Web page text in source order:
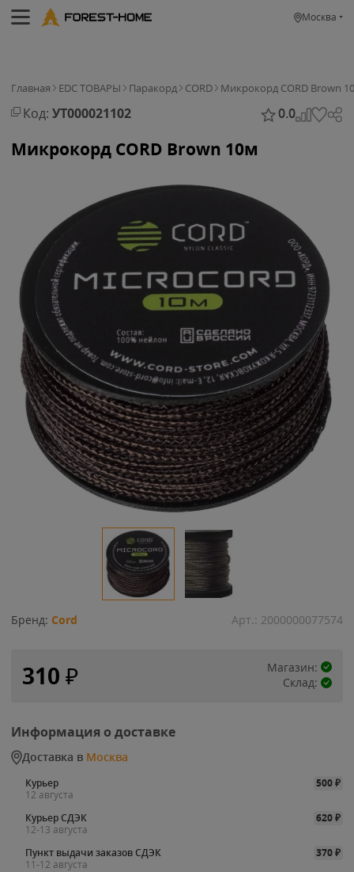
Москва
Главная EDC ТОВАРЫ Паракорд CORD Микрокорд CORD Brown
Код: УТ000021102 0.0
Микрокорд CORD Brown 10м
Бренд: Cord Арт.: 2000000077574
310 ₽
Магазин:
Склад:
Информация о доставке
Доставка в Москва
Курьер 500₽
12 августа
Курьер СДЭК
620₽
12-13 августа
Пункт выдачи заказов СДЭК
370₽
11-12 августа